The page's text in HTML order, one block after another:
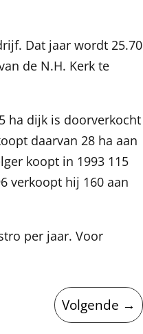
Dat jaar wordt 25.70
de N.H. Kerk te
ha dijk is doorverkocht
daarvan 28 ha aan
koopt in 1993 115
verkoopt hij 160 aan
per jaar. Voor
Volgende →